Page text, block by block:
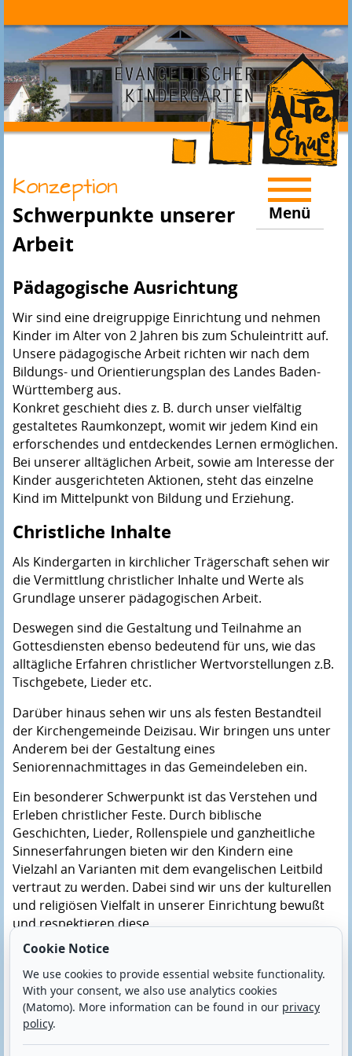
Menü
Konzeption
Schwerpunkte unserer
Arbeit
Pädagogische Ausrichtung
Wir sind eine dreigruppige Einrichtung und nehmen
Kinder im Alter von 2 Jahren bis zum Schuleintritt auf.
Unsere pädagogische Arbeit richten wir nach dem
Bildungs- und Orientierungsplan des Landes Baden-
Württemberg aus.
Konkret geschieht dies z. B. durch unser vielfältig
gestaltetes Raumkonzept, womit wir jedem Kind ein
erforschendes und entdeckendes Lernen ermöglichen.
Bei unserer alltäglichen Arbeit, sowie am Interesse der
Kinder ausgerichteten Aktionen, steht das einzelne
Kind im Mittelpunkt von Bildung und Erziehung.
Christliche Inhalte
Als Kindergarten in kirchlicher Trägerschaft sehen wir
die Vermittlung christlicher Inhalte und Werte als
Grundlage unserer pädagogischen Arbeit.
Deswegen sind die Gestaltung und Teilnahme an
Gottesdiensten ebenso bedeutend für uns, wie das
alltägliche Erfahren christlicher Wertvorstellungen z.B.
Tischgebete, Lieder etc.
Darüber hinaus sehen wir uns als festen Bestandteil
der Kirchengemeinde Deizisau. Wir bringen uns unter
Anderem bei der Gestaltung eines
Seniorennachmittages in das Gemeindeleben ein.
Ein besonderer Schwerpunkt ist das Verstehen und
Erleben christlicher Feste. Durch biblische
Geschichten, Lieder, Rollenspiele und ganzheitliche
Sinneserfahrungen bieten wir den Kindern eine
Vielzahl an Varianten mit dem evangelischen Leitbild
vertraut zu werden. Dabei sind wir uns der kulturellen
und religiösen Vielfalt in unserer Einrichtung bewußt
und respektieren diese.
Bewegung im Kindergarten
"Bewegung ist das Tor zum Lernen"
Dies ist ein zentraler Grundsatz unseres Alltags. Wir
haben einen anregenden Außenspielbereich und
unser ganzheitliches Raumkonzept unterstützt die
Cookie Notice
We use cookies to provide essential website functionality.
With your consent, we also use analytics cookies
(Matomo). More information can be found in our privacy
policy.